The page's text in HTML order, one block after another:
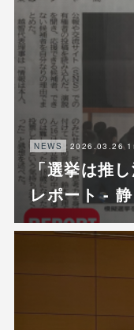
NEWS 2026.03.26
「選挙は推
レポート -